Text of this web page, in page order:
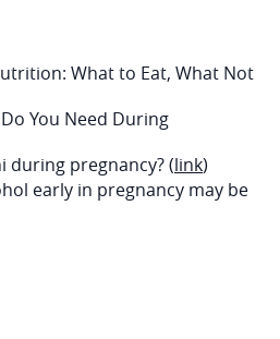
What to Eat, What Not
You Need During
during pregnancy? (link)
early in pregnancy may be